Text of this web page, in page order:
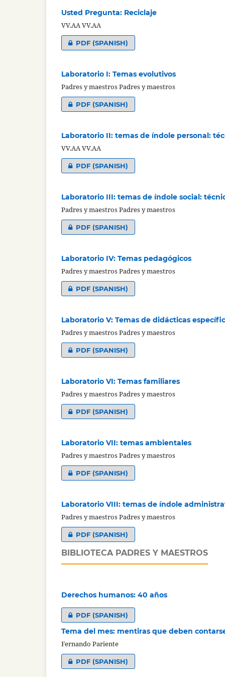
Usted Pregunta: Reciclaje
VV.AA VV.AA
PDF (SPANISH)
Laboratorio I: Temas evolutivos
Padres y maestros Padres y maestros
PDF (SPANISH)
Laboratorio II: temas de índole personal:
VV.AA VV.AA
PDF (SPANISH)
Laboratorio III: temas de índole social:
Padres y maestros Padres y maestros
PDF (SPANISH)
Laboratorio IV: Temas pedagógicos
Padres y maestros Padres y maestros
PDF (SPANISH)
Laboratorio V: Temas de didácticas
Padres y maestros Padres y maestros
PDF (SPANISH)
Laboratorio VI: Temas familiares
Padres y maestros Padres y maestros
PDF (SPANISH)
Laboratorio VII: temas ambientales
Padres y maestros Padres y maestros
PDF (SPANISH)
Laboratorio VIII: temas de índole
Padres y maestros Padres y maestros
PDF (SPANISH)
BIBLIOTECA PADRES Y MAESTROS
Derechos humanos: 40 años
PDF (SPANISH)
Tema del mes: mentiras que deben
Fernando Pariente
PDF (SPANISH)